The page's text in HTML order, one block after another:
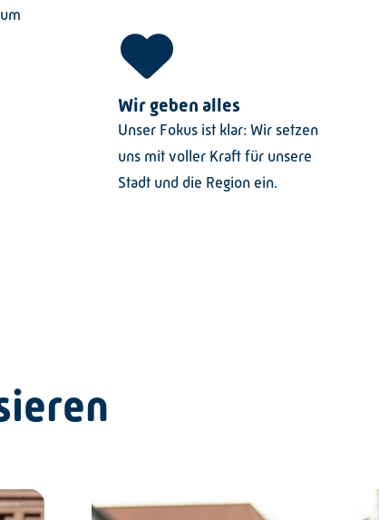
Wir geben alles
Unser Fokus ist klar: Wir setzen
uns mit voller Kraft für unsere
Stadt und die Region ein.